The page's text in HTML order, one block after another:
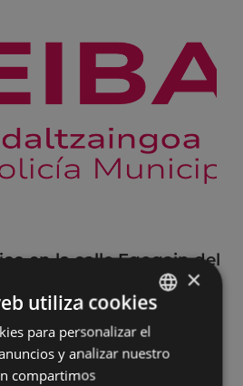
en la calle Egogain del
por motivo de obras
BASQUE
SPANISH
×
utiliza cookies
para personalizar el
y analizar nuestro
compartimos